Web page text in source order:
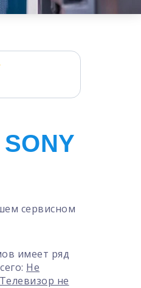
SONY
сервисном
имеет ряд
Не
Телевизор не